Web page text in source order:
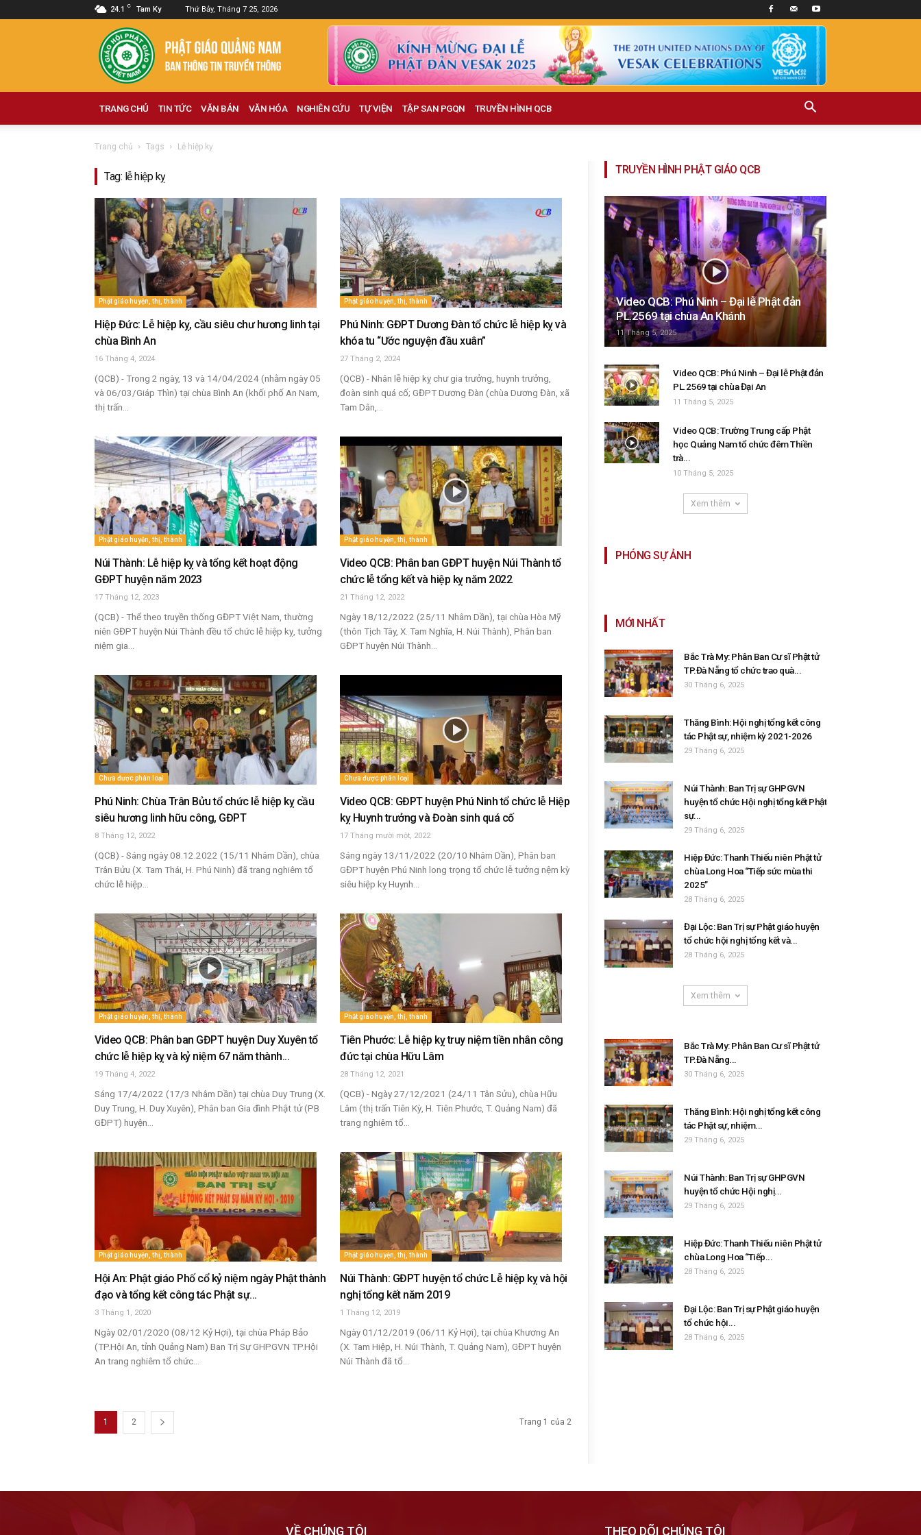
24.1 C Tam Ky Thứ Bảy, Tháng 7 25, 2026
Phật
giáo
Quảng
Nam
TRANG CHỦ TIN TỨC VĂN BẢN VĂN HÓA NGHIÊN CỨU TỰ VIỆN TẬP SAN PGQN TRUYỀN HÌNH QCB
Trang chủ Tags Lễ hiệp kỵ
Tag: lễ hiệp kỵ
Phật giáo huyện, thị, thành
Hiệp Đức: Lễ hiệp kỵ, cầu siêu chư hương linh tại
chùa Bình An
16 Tháng 4, 2024
(QCB) - Trong 2 ngày, 13 và 14/04/2024 (nhằm ngày 05
và 06/03/Giáp Thìn) tại chùa Bình An (khối phố An Nam,
thị trấn...
Phật giáo huyện, thị, thành
Phú Ninh: GĐPT Dương Đàn tổ chức lễ hiệp kỵ và
khóa tu “Ước nguyện đầu xuân”
27 Tháng 2, 2024
(QCB) - Nhân lễ hiệp kỵ chư gia trưởng, huynh trưởng,
đoàn sinh quá cố; GĐPT Dương Đàn (chùa Dương Đàn, xã
Tam Dân,...
Phật giáo huyện, thị, thành
Núi Thành: Lễ hiệp kỵ và tổng kết hoạt động
GĐPT huyện năm 2023
17 Tháng 12, 2023
(QCB) - Thể theo truyền thống GĐPT Việt Nam, thường
niên GĐPT huyện Núi Thành đều tổ chức lễ hiệp kỵ, tưởng
niệm gia...
Phật giáo huyện, thị, thành
Video QCB: Phân ban GĐPT huyện Núi Thành tổ
chức lễ tổng kết và hiệp kỵ năm 2022
21 Tháng 12, 2022
Ngày 18/12/2022 (25/11 Nhâm Dần), tại chùa Hòa Mỹ
(thôn Tịch Tây, X. Tam Nghĩa, H. Núi Thành), Phân ban
GĐPT huyện Núi Thành...
Chưa được phân loại
Phú Ninh: Chùa Trân Bửu tổ chức lễ hiệp kỵ cầu
siêu hương linh hữu công, GĐPT
8 Tháng 12, 2022
(QCB) - Sáng ngày 08.12.2022 (15/11 Nhâm Dần), chùa
Trân Bửu (X. Tam Thái, H. Phú Ninh) đã trang nghiêm tổ
chức lễ hiệp...
Chưa được phân loại
Video QCB: GĐPT huyện Phú Ninh tổ chức lễ Hiệp
kỵ Huynh trưởng và Đoàn sinh quá cố
17 Tháng mười một, 2022
Sáng ngày 13/11/2022 (20/10 Nhâm Dần), Phân ban
GĐPT huyện Phú Ninh long trọng tổ chức lễ tưởng nệm kỳ
siêu hiệp kỵ Huynh...
Phật giáo huyện, thị, thành
Video QCB: Phân ban GĐPT huyện Duy Xuyên tổ
chức lễ hiệp kỵ và kỷ niệm 67 năm thành...
19 Tháng 4, 2022
Sáng 17/4/2022 (17/3 Nhâm Dần) tại chùa Duy Trung (X.
Duy Trung, H. Duy Xuyên), Phân ban Gia đình Phật tử (PB
GĐPT) huyện...
Phật giáo huyện, thị, thành
Tiên Phước: Lễ hiệp kỵ truy niệm tiền nhân công
đức tại chùa Hữu Lâm
28 Tháng 12, 2021
(QCB) - Ngày 27/12/2021 (24/11 Tân Sửu), chùa Hữu
Lâm (thị trấn Tiên Kỳ, H. Tiên Phước, T. Quảng Nam) đã
trang nghiêm tổ...
Phật giáo huyện, thị, thành
Hội An: Phật giáo Phố cổ kỷ niệm ngày Phật thành
đạo và tổng kết công tác Phật sự...
3 Tháng 1, 2020
Ngày 02/01/2020 (08/12 Kỷ Hợi), tại chùa Pháp Bảo
(TP.Hội An, tỉnh Quảng Nam) Ban Trị Sự GHPGVN TP.Hội
An trang nghiêm tổ chức...
Phật giáo huyện, thị, thành
Núi Thành: GĐPT huyện tổ chức Lễ hiệp kỵ và hội
nghị tổng kết năm 2019
1 Tháng 12, 2019
Ngày 01/12/2019 (06/11 Kỷ Hợi), tại chùa Khương An
(X. Tam Hiệp, H. Núi Thành, T. Quảng Nam), GĐPT huyện
Núi Thành đã tổ...
1 2 Trang 1 của 2
TRUYỀN HÌNH PHẬT GIÁO QCB
Video QCB: Phú Ninh – Đại lễ Phật đản
PL.2569 tại chùa An Khánh
11 Tháng 5, 2025
Video QCB: Phú Ninh – Đại lễ Phật đản
PL.2569 tại chùa Đại An
11 Tháng 5, 2025
Video QCB: Trường Trung cấp Phật
học Quảng Nam tổ chức đêm Thiền
trà...
10 Tháng 5, 2025
Xem thêm
PHÓNG SỰ ẢNH
MỚI NHẤT
Bắc Trà My: Phân Ban Cư sĩ Phật tử
TP.Đà Nẵng tổ chức trao quà...
30 Tháng 6, 2025
Thăng Bình: Hội nghị tổng kết công
tác Phật sự, nhiệm kỳ 2021-2026
29 Tháng 6, 2025
Núi Thành: Ban Trị sự GHPGVN
huyện tổ chức Hội nghị tổng kết Phật
sự...
29 Tháng 6, 2025
Hiệp Đức: Thanh Thiếu niên Phật tử
chùa Long Hoa “Tiếp sức mùa thi
2025”
28 Tháng 6, 2025
Đại Lộc: Ban Trị sự Phật giáo huyện
tổ chức hội nghị tổng kết và...
28 Tháng 6, 2025
Xem thêm
Bắc Trà My: Phân Ban Cư sĩ Phật tử
TP.Đà Nẵng...
30 Tháng 6, 2025
Thăng Bình: Hội nghị tổng kết công
tác Phật sự, nhiệm...
29 Tháng 6, 2025
Núi Thành: Ban Trị sự GHPGVN
huyện tổ chức Hội nghị...
29 Tháng 6, 2025
Hiệp Đức: Thanh Thiếu niên Phật tử
chùa Long Hoa “Tiếp...
28 Tháng 6, 2025
Đại Lộc: Ban Trị sự Phật giáo huyện
tổ chức hội...
28 Tháng 6, 2025
VỀ CHÚNG TÔI THEO DÕI CHÚNG TÔI